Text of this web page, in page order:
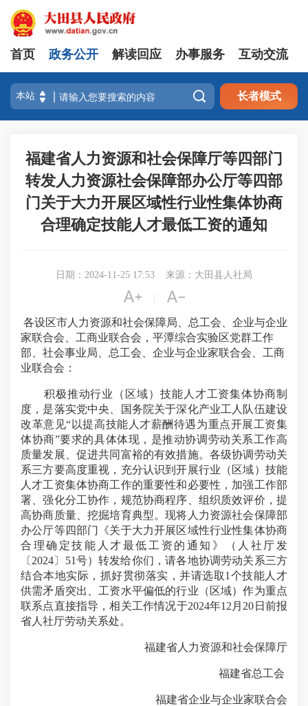
首页 政务公开 解读回应 办事服务 互动交流
 长者模式
福建省人力资源和社会保障厅等四部门
转发人力资源社会保障部办公厅等四部
门关于大力开展区域性行业性集体协商
合理确定技能人才最低工资的通知
日期：2024-11-25 17:53 来源：大田县人社局
 
各设区市人力资源和社会保障局、总工会、企业与企业
家联合会、工商业联合会，平潭综合实验区党群工作
部、社会事业局、总工会、企业与企业家联合会、工商
业联合会：
积极推动行业（区域）技能人才工资集体协商制
度，是落实党中央、国务院关于深化产业工人队伍建设
改革意见“以提高技能人才薪酬待遇为重点开展工资集
体协商”要求的具体体现，是推动协调劳动关系工作高
质量发展、促进共同富裕的有效措施。各级协调劳动关
系三方要高度重视，充分认识到开展行业（区域）技能
人才工资集体协商工作的重要性和必要性，加强工作部
署、强化分工协作，规范协商程序、组织质效评价，提
高协商质量、挖掘培育典型。现将人力资源社会保障部
办公厅等四部门《关于大力开展区域性行业性集体协商
合理确定技能人才最低工资的通知》（人社厅发
〔2024〕51号）转发给你们，请各地协调劳动关系三方
结合本地实际，抓好贯彻落实，并请选取1个技能人才
供需矛盾突出、工资水平偏低的行业（区域）作为重点
联系点直接指导，相关工作情况于2024年12月20日前报
省人社厅劳动关系处。
福建省人力资源和社会保障厅
福建省总工会
福建省企业与企业家联合会